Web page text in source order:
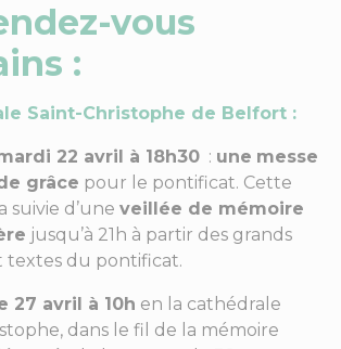
vous
:
Saint-Christophe de Belfort :
22 avril à 18h30 : une messe
grâce pour le pontificat. Cette
suivie d’une veillée de mémoire
jusqu’à 21h à partir des grands
textes du pontificat.
27 avril à 10h en la cathédrale
dans le fil de la mémoire